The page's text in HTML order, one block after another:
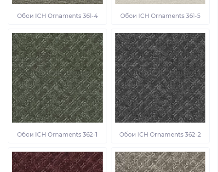
Обои ІСН Ornaments 361-4 Обои ІСН Ornaments 361-5
Обои ІСН Ornaments 362-1 Обои ІСН Ornaments 362-2